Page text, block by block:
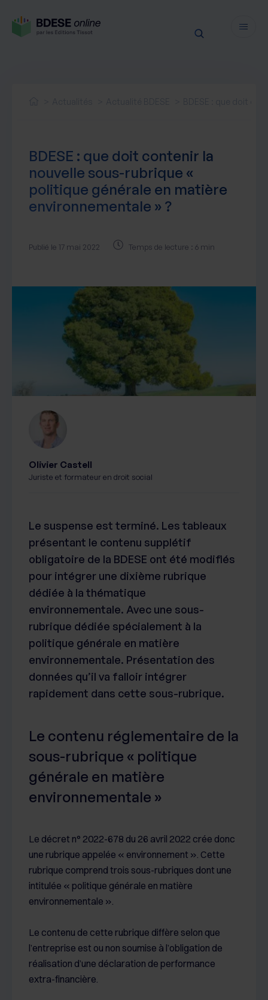
Actualités produit
Notre newsletter
Nos webinaires
Nos livres blancs
BDESE : que doit contenir la
nouvelle sous-rubrique «
politique générale en matière
environnementale » ?
Publié le 17 mai 2022 Temps de lecture : 6 min
Le suspense est terminé. Les tableaux
présentant le contenu supplétif
obligatoire de la BDESE ont été modifiés
pour intégrer une dixième rubrique
dédiée à la thématique
environnementale. Avec une sous-
rubrique dédiée spécialement à la
politique générale en matière
environnementale. Présentation des
données qu’il va falloir intégrer
rapidement dans cette sous-rubrique.
Le contenu réglementaire de la
sous-rubrique « politique
générale en matière
environnementale »
Le décret n° 2022-678 du 26 avril 2022 crée donc
une rubrique appelée « environnement ». Cette
rubrique comprend trois sous-rubriques dont une
intitulée « politique générale en matière
environnementale ».
Le contenu de cette rubrique diffère selon que
l’entreprise est ou non soumise à l’obligation de
réalisation d’une déclaration de performance
extra-financière.
Olivier Castell
Juriste et formateur en droit social